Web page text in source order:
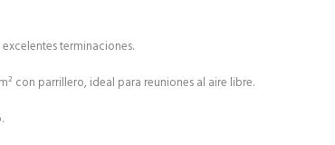
terminaciones.
con parrillero, ideal para reuniones al aire libre.